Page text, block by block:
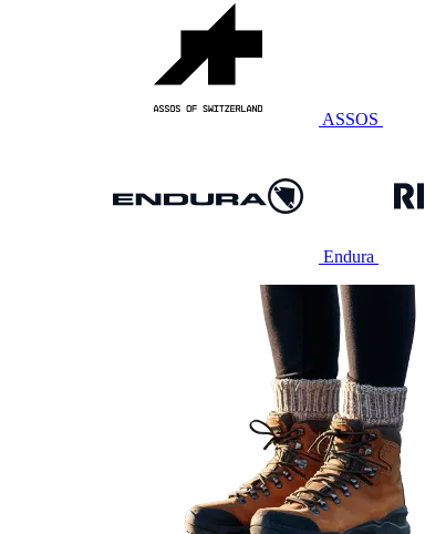
ASSOS
Endura